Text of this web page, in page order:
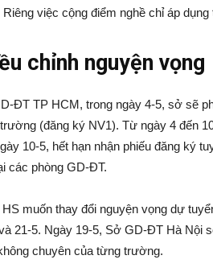
việc cộng điểm nghề chỉ áp
chỉnh nguyện vọng
ĐT TP HCM, trong ngày 4-5, sở sẽ
(đăng ký NV1). Từ ngày 4 đến
10-5, hết hạn nhận phiếu đăng ký
các phòng GD-ĐT.
muốn thay đổi nguyện vọng dự
21-5. Ngày 19-5, Sở GD-ĐT Hà Nội
chuyên của từng trường.